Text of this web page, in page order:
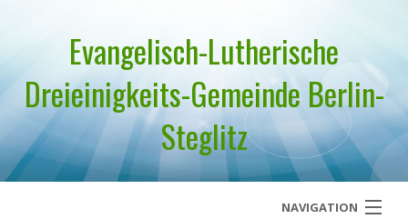
Evangelisch-Lutherische
Dreieinigkeits-Gemeinde Berlin-
Steglitz
NAVIGATION